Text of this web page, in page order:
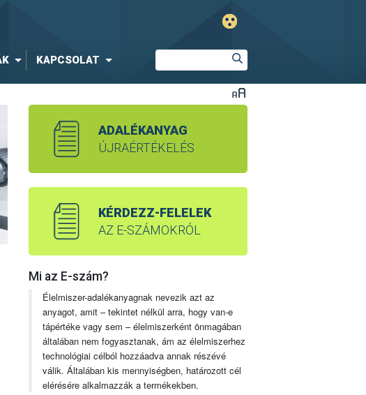
KAPCSOLAT
ADALÉKANYAG
ÚJRAÉRTÉKELÉS
KÉRDEZZ-FELELEK
AZ E-SZÁMOKRÓL
Mi az E-szám?
Élelmiszer-adalékanyagnak nevezik azt az
anyagot, amit – tekintet nélkül arra, hogy van-e
tápértéke vagy sem – élelmiszerként önmagában
általában nem fogyasztanak, ám az élelmiszerhez
technológiai célból hozzáadva annak részévé
válik. Általában kis mennyiségben, határozott cél
elérésére alkalmazzák a termékekben.